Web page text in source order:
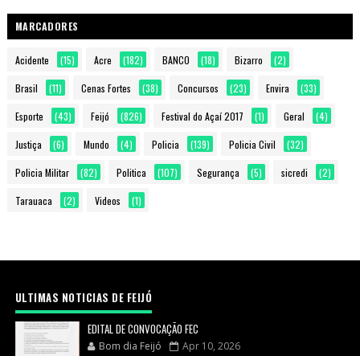
MARCADORES
Acidente (15) Acre (182) BANCO (18) Bizarro (2)
Brasil (11) Cenas Fortes (38) Concursos (23) Envira (33)
Esporte (43) Feijó (826) Festival do Açaí 2017 (1) Geral (4)
Justiça (6) Mundo (4) Policia (139) Policia Civil (32)
Policia Militar (82) Politica (107) Segurança (5) sicredi (2)
Tarauaca (2) Videos (1)
ULTIMAS NOTICIAS DE FEIJÓ
EDITAL DE CONVOCAÇÃO FEC
Bom dia Feijó Apr 10, 2026